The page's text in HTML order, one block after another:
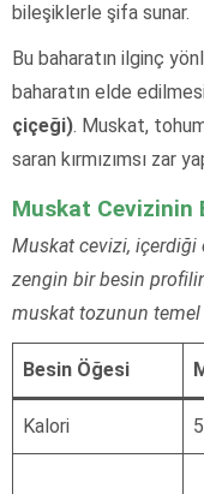
bileşiklerle şifa sunar.
Bu baharatın ilginç
baharatın elde
çiçeği). Muskat,
saran kırmızımsı zar
Muskat Cevizinin
Muskat cevizi, içerdiği
zengin bir besin
muskat tozunun
Besin Öğesi
Kalori